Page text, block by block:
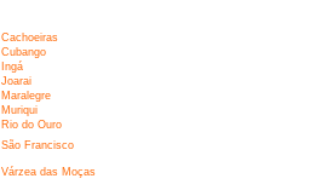
Cachoeiras
Cubango
Ingá
Joarai
Maralegre
Muriqui
Rio do Ouro
São Francisco
Várzea das Moças